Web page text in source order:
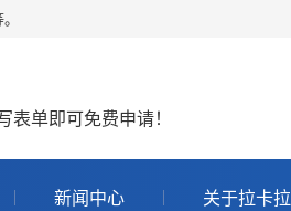
单即可免费申请！
新闻中心 关于拉卡拉